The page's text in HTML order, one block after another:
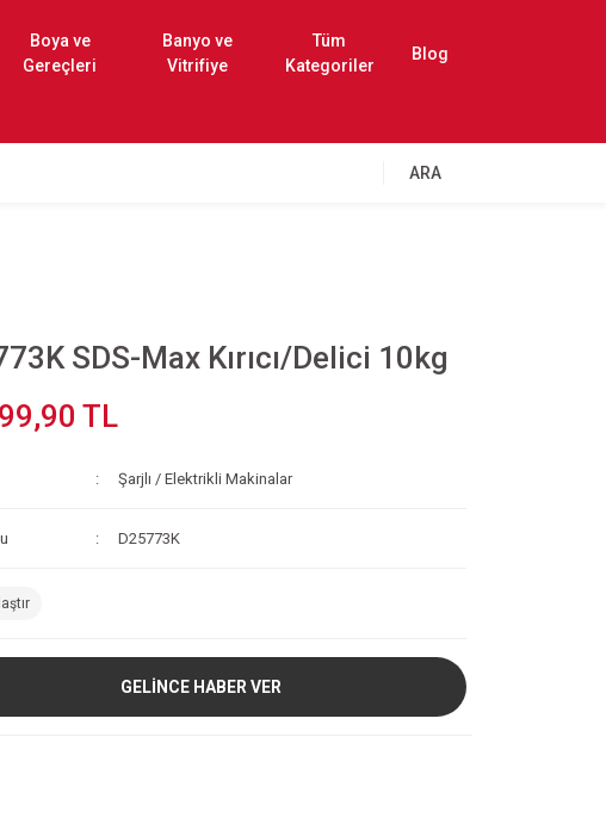
Boya ve
Gereçleri
Banyo ve
Vitrifiye
Tüm
Kategoriler
Blog
ARA
SDS-Max Kırıcı/Delici 10kg
TL
Şarjlı / Elektrikli Makinalar
D25773K
GELİNCE HABER VER